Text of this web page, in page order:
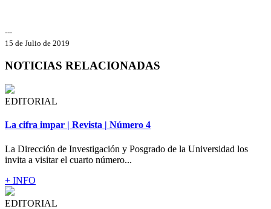
---
15 de Julio de 2019
NOTICIAS RELACIONADAS
EDITORIAL
La cifra impar | Revista | Número 4
La Dirección de Investigación y Posgrado de la Universidad los
invita a visitar el cuarto número...
+ INFO
EDITORIAL